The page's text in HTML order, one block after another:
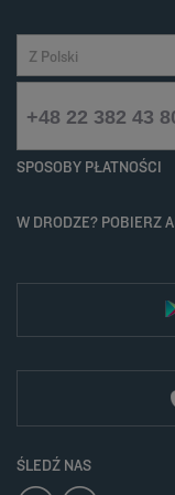
Z Polski
+48 22 382 43
SPOSOBY PŁATNOŚCI
W DRODZE? POBIERZ
ŚLEDŹ NAS